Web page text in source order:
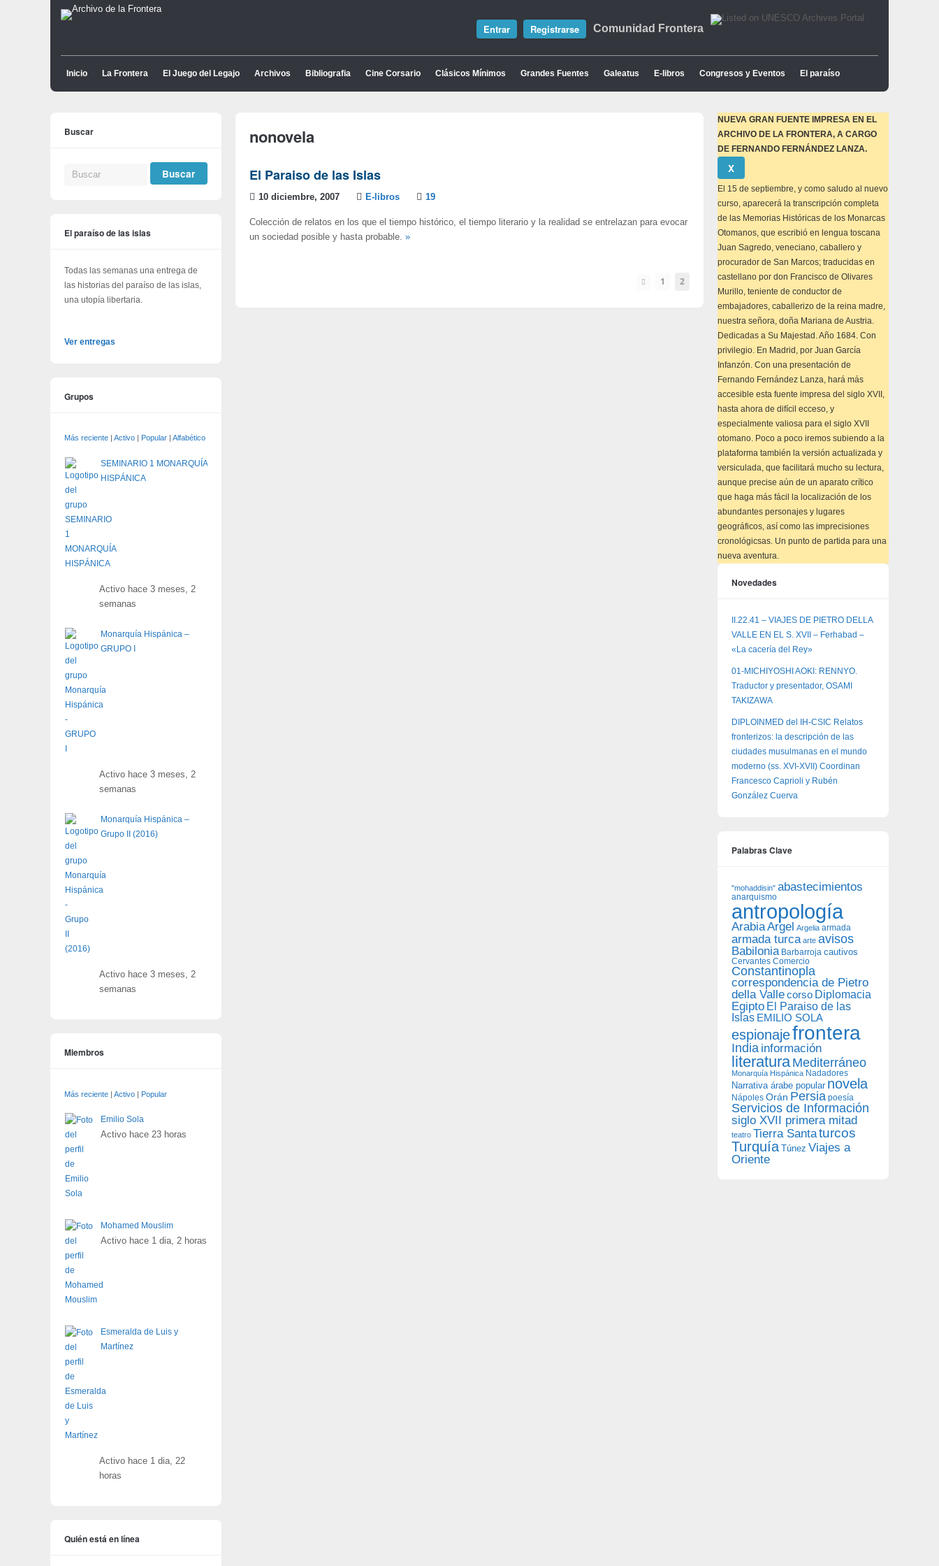
Comunidad Frontera
Entrar Registrarse
Inicio La Frontera El Juego del Legajo Archivos Bibliografia Cine Corsario Clásicos Mínimos Grandes Fuentes Galeatus E-libros Congresos y Eventos El paraíso
nonovela
El Paraiso de las Islas
10 diciembre, 2007 E-libros 19
Colección de relatos en los que el tiempo histórico, el tiempo literario y la realidad se entrelazan para evocar
un sociedad posible y hasta probable. »
1 2
Buscar
El paraíso de las islas
Todas las semanas una entrega de
las historias del paraíso de las islas,
una utopía libertaria.
Ver entregas
Grupos
Más reciente Activo Popular Alfabético
SEMINARIO 1 MONARQUÍA
HISPÁNICA
Activo hace 3 meses, 2
semanas
Monarquía Hispánica –
GRUPO I
Activo hace 3 meses, 2
semanas
Monarquía Hispánica –
Grupo II (2016)
Activo hace 3 meses, 2
semanas
Miembros
Más reciente | Activo | Popular
Emilio Sola
Activo hace 23 horas
Mohamed Mouslim
Activo hace 1 dia, 2 horas
Esmeralda de Luis y
Martínez
Activo hace 1 dia, 22
horas
Quién está en línea
NUEVA GRAN FUENTE IMPRESA EN EL
ARCHIVO DE LA FRONTERA, A CARGO
DE FERNANDO FERNÁNDEZ LANZA.
Descartar
este
aviso
Χ
El 15 de septiembre, y como saludo al nuevo
curso, aparecerá la transcripción completa
de las Memorias Históricas de los Monarcas
Otomanos, que escribió en lengua toscana
Juan Sagredo, veneciano, caballero y
procurador de San Marcos; traducidas en
castellano por don Francisco de Olivares
Murillo, teniente de conductor de
embajadores, caballerizo de la reina madre,
nuestra señora, doña Mariana de Austria.
Dedicadas a Su Majestad. Año 1684. Con
privilegio. En Madrid, por Juan García
Infanzón. Con una presentación de
Fernando Fernández Lanza, hará más
accesible esta fuente impresa del siglo XVII,
hasta ahora de difícil ecceso, y
especialmente valiosa para el siglo XVII
otomano. Poco a poco iremos subiendo a la
plataforma también la versión actualizada y
versiculada, que facilitará mucho su lectura,
aunque precise aún de un aparato crítico
que haga más fácil la localización de los
abundantes personajes y lugares
geográficos, así como las imprecisiones
cronológicsas. Un punto de partida para una
nueva aventura.
Novedades
II.22.41 – VIAJES DE PIETRO DELLA
VALLE EN EL S. XVII – Ferhabad –
«La cacería del Rey»
01-MICHIYOSHI AOKI: RENNYO.
Traductor y presentador, OSAMI
TAKIZAWA
DIPLOINMED del IH-CSIC Relatos
fronterizos: la descripción de las
ciudades musulmanas en el mundo
moderno (ss. XVI-XVII) Coordinan
Francesco Caprioli y Rubén
González Cuerva
Palabras Clave
"mohaddisin" abastecimientos
anarquismo
antropología
ArabiaArgel Argelia armada
armada turca arte avisos
Babilonia Barbarroja cautivos
Cervantes Comercio
Constantinopla
correspondencia de Pietro
della Vallecorso Diplomacia
Egipto El Paraiso de las
Islas EMILIO SOLA
espionajefrontera
India información
literatura Mediterráneo
Monarquía Hispánica Nadadores
Narrativa árabe popular novela
Nápoles Orán Persia poesía
Servicios de Información
siglo XVII primera mitad
teatro Tierra Santaturcos
Turquía Túnez Viajes a
Oriente